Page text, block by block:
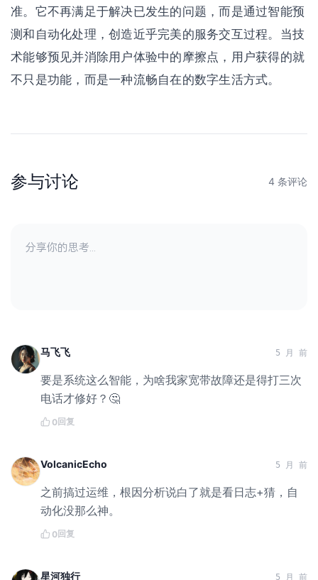
准。它不再满足于解决已发生的问题，而是通过智能预
测和自动化处理，创造近乎完美的服务交互过程。当技
术能够预见并消除用户体验中的摩擦点，用户获得的就
不只是功能，而是一种流畅自在的数字生活方式。
参与讨论 4 条评论
马飞飞 5 月 前
要是系统这么智能，为啥我家宽带故障还是得打三次
电话才修好？🤔
0 回复
VolcanicEcho 5 月 前
之前搞过运维，根因分析说白了就是看日志+猜，自
动化没那么神。
0 回复
星河独行 5 月 前